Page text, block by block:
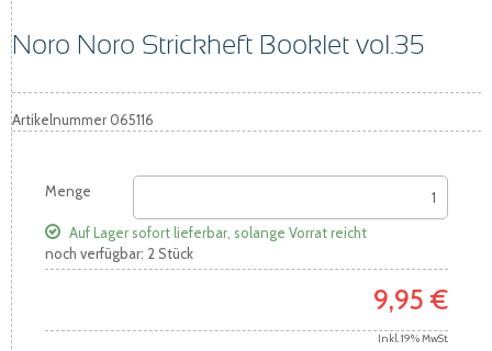
Noro Noro Strickheft Booklet vol.35
Artikelnummer065116
Menge
Auf Lagersofort lieferbar, solange Vorrat reicht
noch verfügbar: 2 Stück
9,95 €
Inkl. 19% MwSt.